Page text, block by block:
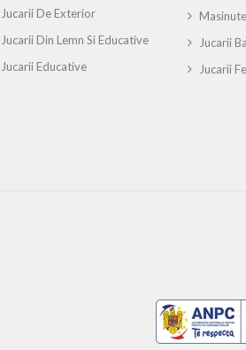
Jucarii De Exterior
Jucarii Din Lemn Si Educative
Jucarii Educative
Jucarii
Jucarii